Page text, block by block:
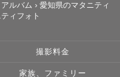
ルバム › 愛知県のマタニティ
ィフォト
撮影料金
家族、ファミリー